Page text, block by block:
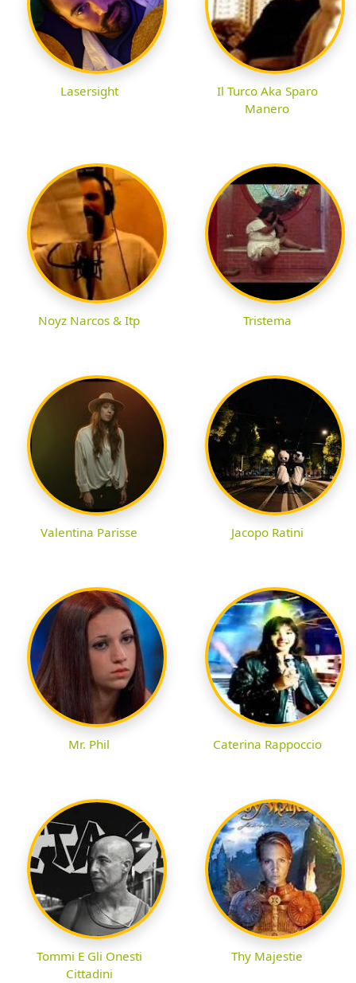
Lasersight
Il Turco Aka Sparo
Manero
Noyz Narcos & Itp Tristema
Valentina Parisse Jacopo Ratini
Mr. Phil Caterina Rappoccio
Tommi E Gli Onesti
Cittadini
Thy Majestie